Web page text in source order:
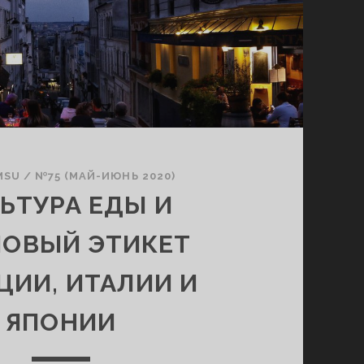
/ №75 (МАЙ-ИЮНЬ 2020)
ЕДЫ И
ЭТИКЕТ
ИТАЛИИ И
ЯПОНИИ